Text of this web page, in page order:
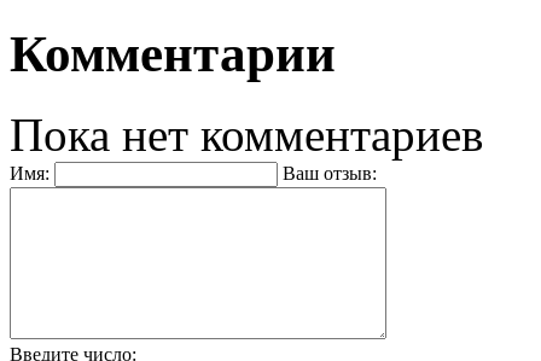
Комментарии
Пока нет комментариев
Имя: Ваш отзыв:
Введите число: